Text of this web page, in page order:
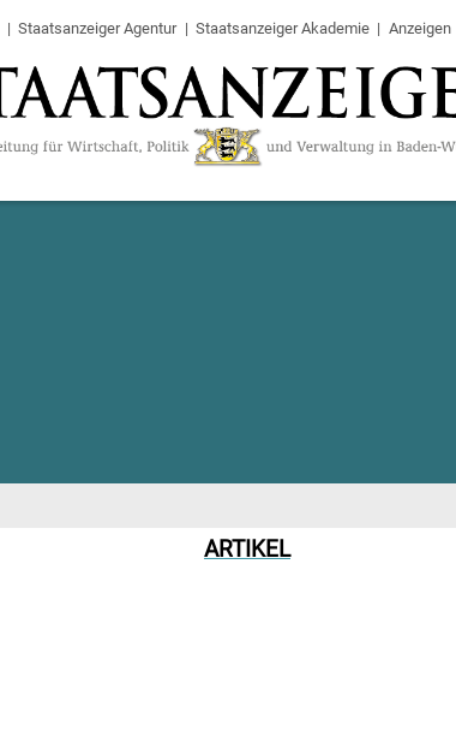
Staatsanzeiger Agentur Staatsanzeiger Akademie Anzeigen
ARTIKEL